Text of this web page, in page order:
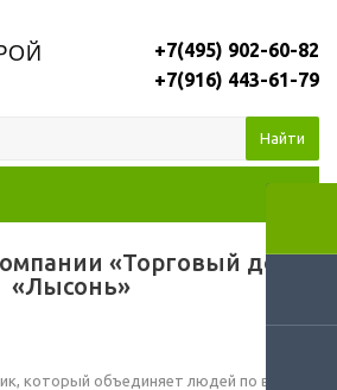
+7(495) 902-60-82
+7(916) 443-61-79
Найти
«Торговый дом
«Лысонь»
который объединяет людей по всему